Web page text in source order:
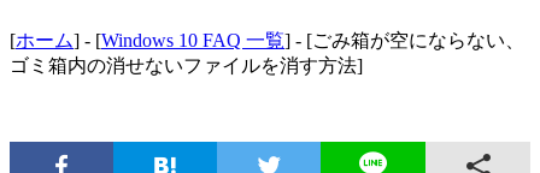
[ホーム] - [Windows 10 FAQ 一覧] - [ごみ箱が空にならない、
ゴミ箱内の消せないファイルを消す方法]